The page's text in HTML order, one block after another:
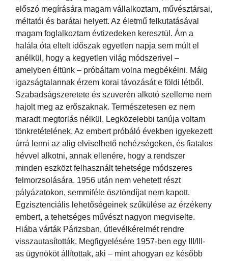
előszó megírására magam vállalkoztam, művésztársai,
méltatói és barátai helyett. Az életmű felkutatásával
magam foglalkoztam évtizedeken keresztül. Ám a
halála óta eltelt időszak egyetlen napja sem múlt el
anélkül, hogy a kegyetlen világ módszerivel –
amelyben éltünk – próbáltam volna megbékélni. Máig
igazságtalannak érzem korai távozását e földi létből.
Szabadságszeretete és szuverén alkotó szelleme nem
hajolt meg az erőszaknak. Természetesen ez nem
maradt megtorlás nélkül. Legközelebbi tanúja voltam
tönkretételének. Az embert próbáló években igyekezett
úrrá lenni az alig elviselhető nehézségeken, és fiatalos
hévvel alkotni, annak ellenére, hogy a rendszer
minden eszközt felhasznált tehetsége módszeres
felmorzsolására. 1956 után nem vehetett részt
pályázatokon, semmiféle ösztöndíjat nem kapott.
Egzisztenciális lehetőségeinek szűkülése az érzékeny
embert, a tehetséges művészt nagyon megviselte.
Hiába várták Párizsban, útlevélkérelmét rendre
visszautasították. Megfigyelésére 1957-ben egy III/III-
as ügynököt állítottak, aki – mint ahogyan ez később